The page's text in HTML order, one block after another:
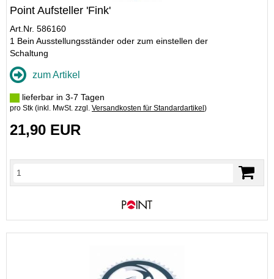
Point Aufsteller 'Fink'
Art.Nr. 586160
1 Bein Ausstellungsständer oder zum einstellen der
Schaltung
zum Artikel
lieferbar in 3-7 Tagen
pro Stk (inkl. MwSt. zzgl. Versandkosten für Standardartikel )
21,90 EUR